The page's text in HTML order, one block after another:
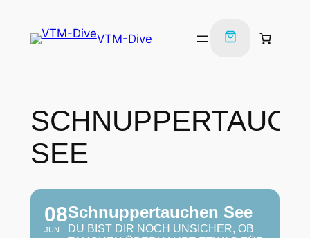
VTM-Dive
SEE
08
JUN
Schnuppertauchen See
DU BIST DIR NOCH UNSICHER, OB